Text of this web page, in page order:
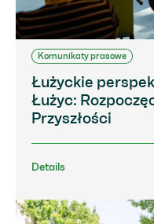
Komunikaty prasowe
Łużyckie
Łużyc:
Przyszłości
Details